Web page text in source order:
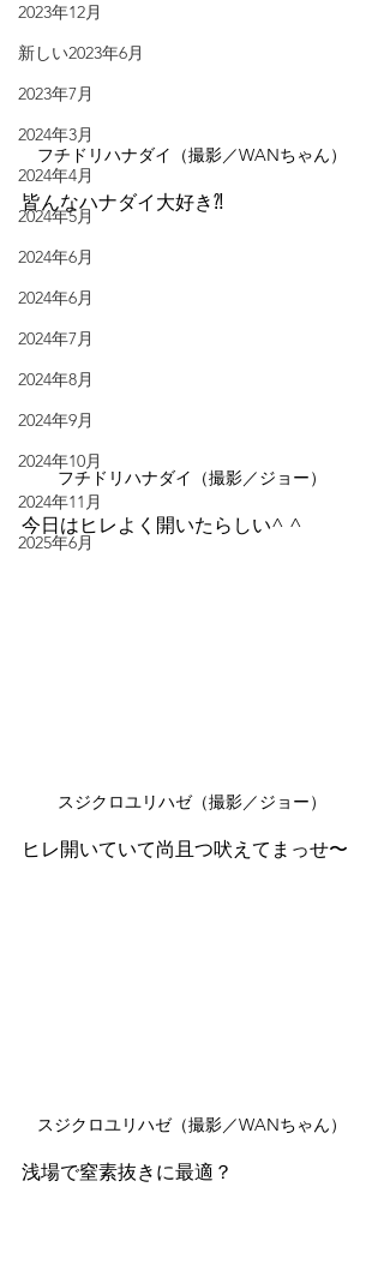
2023年12月
新しい2023年6月
2023年7月
2024年3月
2024年4月
2024年5月
2024年6月
2024年6月
2024年7月
2024年8月
2024年9月
2024年10月
2024年11月
2025年6月
フチドリハナダイ（撮影／WANちゃん）
皆んなハナダイ大好き⁈
フチドリハナダイ（撮影／ジョー）
今日はヒレよく開いたらしい^ ^
スジクロユリハゼ（撮影／ジョー）
ヒレ開いていて尚且つ吠えてまっせ〜
スジクロユリハゼ（撮影／WANちゃん）
浅場で窒素抜きに最適？